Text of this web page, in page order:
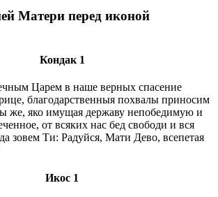
Матери перед иконой
Кондак 1
Царем в наше верных спасение
благодарственныя похвалы приносим
же, яко имущая державу непобедимую и
от всяких нас бед свободи и вся
зовем Ти: Радуйся, Мати Дево, всепетая
Икос 1